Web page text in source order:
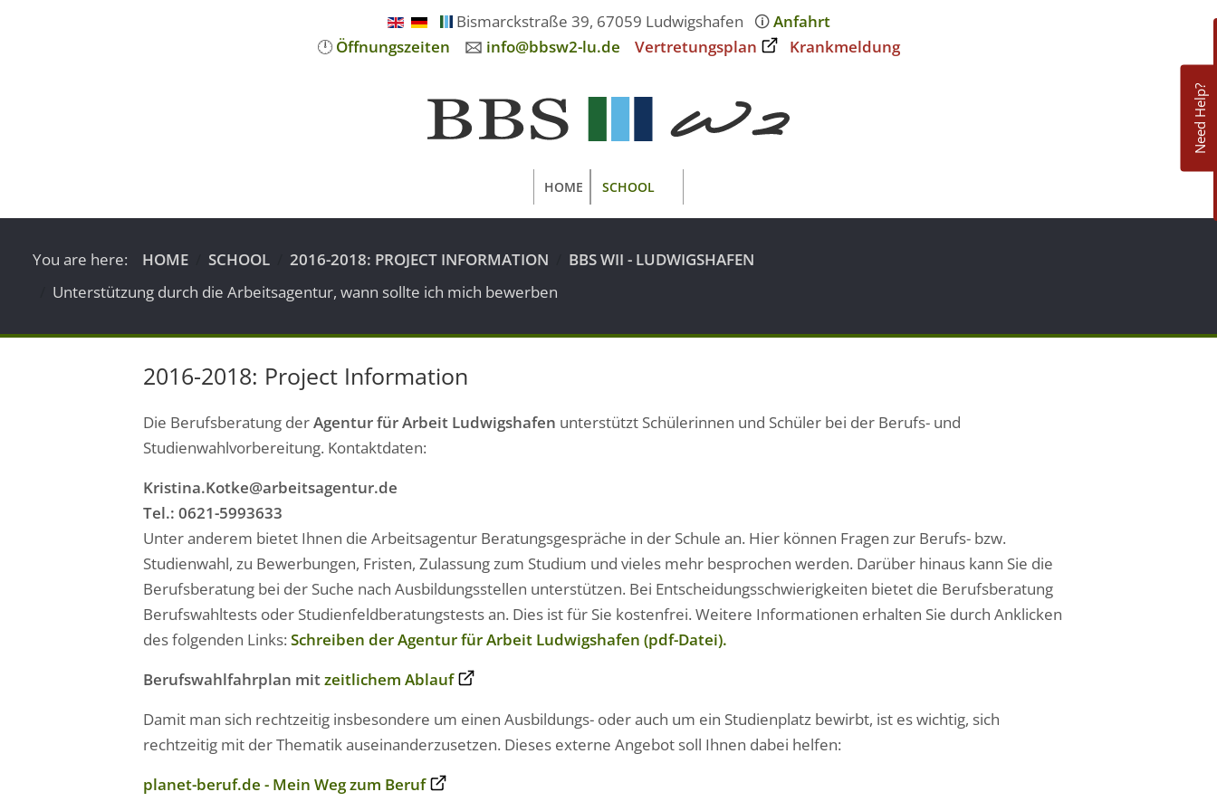
Bismarckstraße 39, 67059 Ludwigshafen 🛈Anfahrt
🕛Öffnungszeiten 🖂 info@bbsw2-lu.de Vertretungsplan Krankmeldung
Need Help?
HOME SCHOOL
You are here: HOME SCHOOL 2016-2018: PROJECT INFORMATION
BBS WII - LUDWIGSHAFEN
Unterstützung durch die Arbeitsagentur, wann sollte ich mich bewerben
2016-2018: Project Information
Die Berufsberatung derAgentur für Arbeit Ludwigshafen unterstützt Schülerinnen und Schüler bei der Berufs- und
Studienwahlvorbereitung. Kontaktdaten:
Kristina.Kotke@arbeitsagentur.de
Tel.: 0621-5993633
Unter anderem bietet Ihnen die Arbeitsagentur Beratungsgespräche in der Schule an. Hier können Fragen zur Berufs- bzw.
Studienwahl, zu Bewerbungen, Fristen, Zulassung zum Studium und vieles mehr besprochen werden. Darüber hinaus kann Sie die
Berufsberatung bei der Suche nach Ausbildungsstellen unterstützen. Bei Entscheidungsschwierigkeiten bietet die Berufsberatung
Berufswahltests oder Studienfeldberatungstests an. Dies ist für Sie kostenfrei. Weitere Informationen erhalten Sie durch Anklicken
des folgenden Links:Schreiben der Agentur für Arbeit Ludwigshafen (pdf-Datei).
Berufswahlfahrplan mitzeitlichem Ablauf
Damit man sich rechtzeitig insbesondere um einen Ausbildungs- oder auch um ein Studienplatz bewirbt, ist es wichtig, sich
rechtzeitig mit der Thematik auseinanderzusetzen. Dieses externe Angebot soll Ihnen dabei helfen:
planet-beruf.de - Mein Weg zum Beruf